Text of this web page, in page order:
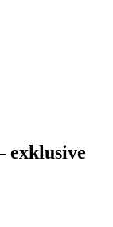
exklusive